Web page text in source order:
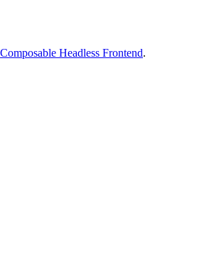
Composable Headless Frontend.